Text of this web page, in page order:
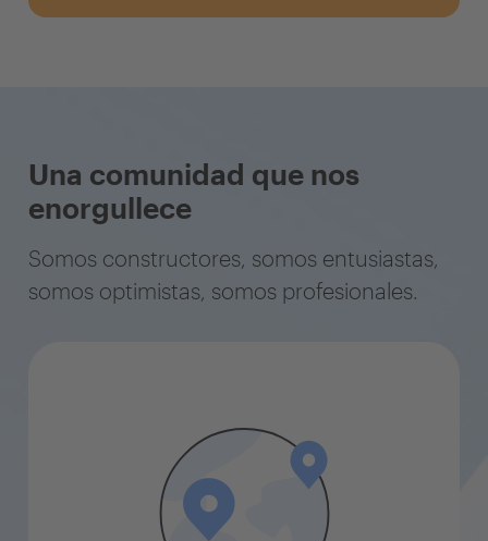
Una comunidad que nos
enorgullece
Somos constructores, somos entusiastas,
somos optimistas, somos profesionales.